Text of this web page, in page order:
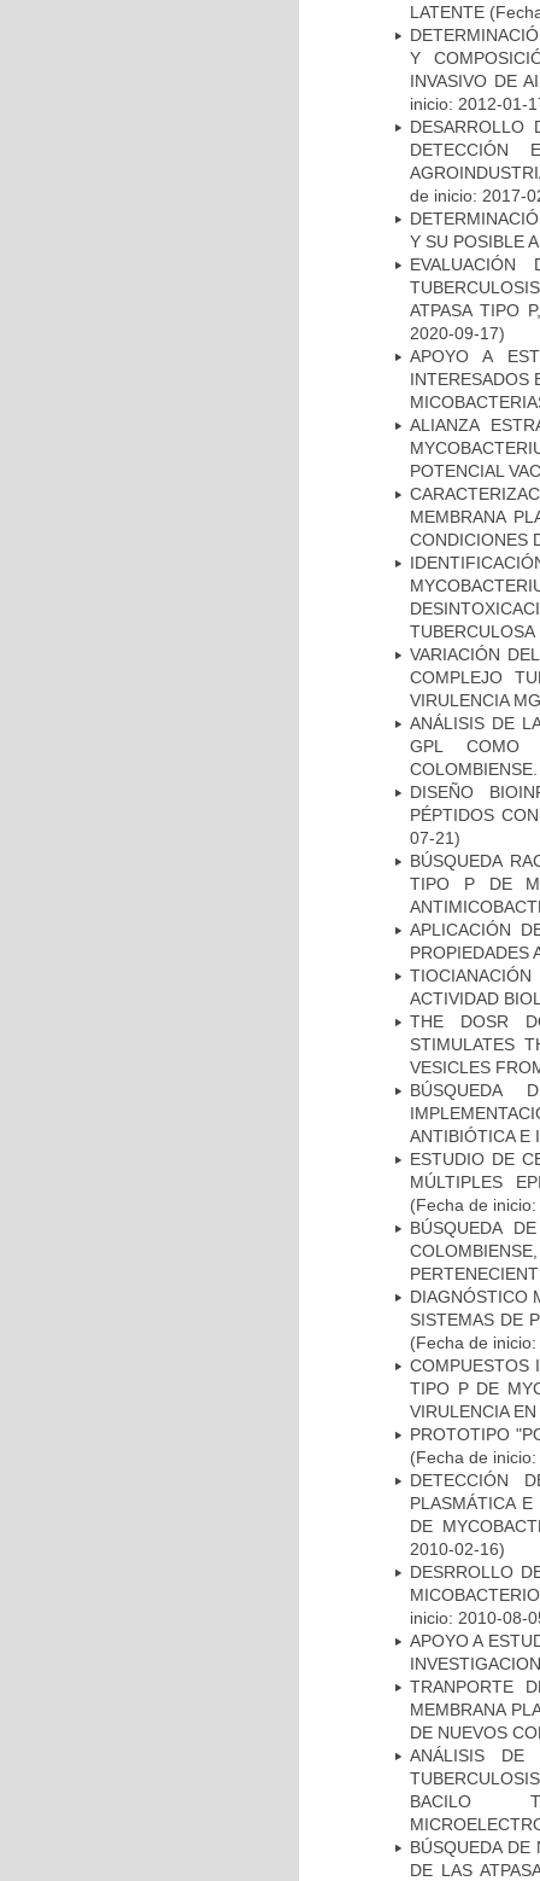
LATENTE
Y
INVASIVO DE
inicio: 2012-01-
DESARROLLO
DETECCIÓN
de inicio: 2017-
Y SU POSIBLE
ATPASA TIPO
2020-09-17)
APOYO A
INTERESADOS
ALIANZA
POTENCIAL
MEMBRANA
CONDICIONES
TUBERCULOSA
VARIACIÓN
COMPLEJO
VIRULENCIA
ANÁLISIS DE
GPL COMO
COLOMBIENSE.
DISEÑO
PÉPTIDOS
07-21)
BÚSQUEDA
TIPO P DE
APLICACIÓN
PROPIEDADES
ACTIVIDAD
THE DOSR
STIMULATES
VESICLES
BÚSQUEDA
ANTIBIÓTICA E
ESTUDIO DE
MÚLTIPLES
(Fecha de
BÚSQUEDA
DIAGNÓSTICO
SISTEMAS DE
(Fecha de
COMPUESTOS
TIPO P DE
VIRULENCIA
PROTOTIPO
(Fecha de
DETECCIÓN
PLASMÁTICA
DE
2010-02-16)
DESRROLLO
inicio: 2010-08-
APOYO A
TRANPORTE
MEMBRANA
DE NUEVOS
ANÁLISIS DE
BACILO
BÚSQUEDA DE
DE LAS